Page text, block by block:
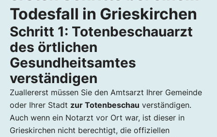
Todesfall in Grieskirchen
Schritt 1: Totenbeschauarzt
des örtlichen
Gesundheitsamtes
verständigen
Zuallererst müssen Sie den Amtsarzt Ihrer Gemeinde
oder Ihrer Stadt zur Totenbeschau verständigen.
Auch wenn ein Notarzt vor Ort war, ist dieser in
Grieskirchen nicht berechtigt, die offiziellen